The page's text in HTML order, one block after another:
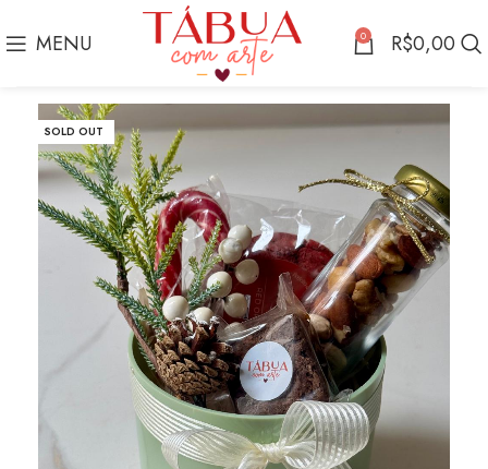
MENU 0 R$0,00
SOLD OUT